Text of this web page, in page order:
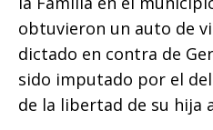
o
k
p k
obtuvieron un auto de
dictado en contra de
sido imputado por el
de la libertad de su hija